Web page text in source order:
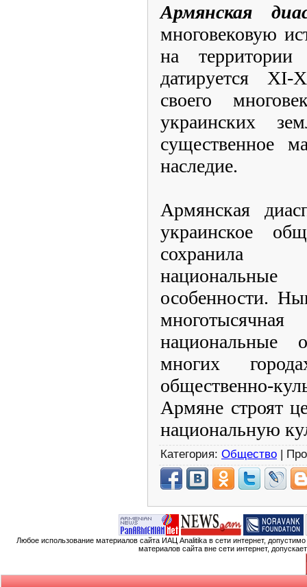
Армянская
многовековую
на территории
датируется
своего
украинских
существенное
наследие.
Армянская
украинское
сохранила
особенности.
национальные
многих
общественно-
Армяне строят
национальную
Категория: Общество |
Любое использование материалов сайта ИАЦ Analitika в сети интернет,
материалов сайта вне сети интернет,